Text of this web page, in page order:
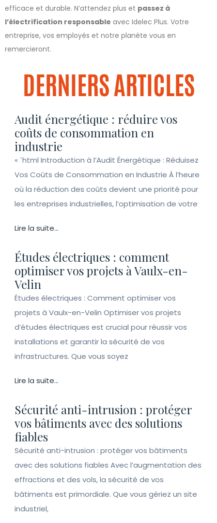
efficace et durable. N’attendez plus et passez à
l’électrification responsable avec Idelec Plus. Votre
entreprise, vos employés et notre planète vous en
remercieront.
DERNIERS ARTICLES
Audit énergétique : réduire vos
coûts de consommation en
industrie
« `html Introduction à l’Audit Énergétique : Réduisez
Vos Coûts de Consommation en Industrie À l’heure
où la réduction des coûts devient une priorité pour
les entreprises industrielles, l’optimisation de votre
Lire la suite...
Études électriques : comment
optimiser vos projets à Vaulx-en-
Velin
Études électriques : Comment optimiser vos
projets à Vaulx-en-Velin Optimiser vos projets
d’études électriques est crucial pour réussir vos
installations et garantir la sécurité de vos
infrastructures. Que vous soyez
Lire la suite...
Sécurité anti-intrusion : protéger
vos bâtiments avec des solutions
fiables
Sécurité anti-intrusion : protéger vos bâtiments
avec des solutions fiables Avec l’augmentation des
effractions et des vols, la sécurité de vos
bâtiments est primordiale. Que vous gériez un site
industriel,